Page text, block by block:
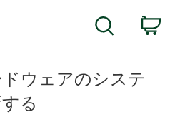
Search
ウェアのシステ
る